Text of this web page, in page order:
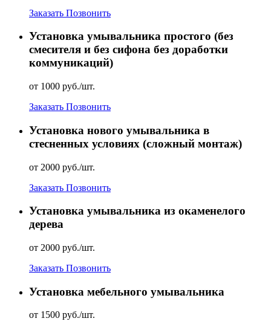
Заказать Позвонить
Установка умывальника простого (без
смесителя и без сифона без доработки
коммуникаций)
от 1000 руб./шт.
Заказать Позвонить
Установка нового умывальника в
стесненных условиях (сложный монтаж)
от 2000 руб./шт.
Заказать Позвонить
Установка умывальника из окаменелого
дерева
от 2000 руб./шт.
Заказать Позвонить
Установка мебельного умывальника
от 1500 руб./шт.